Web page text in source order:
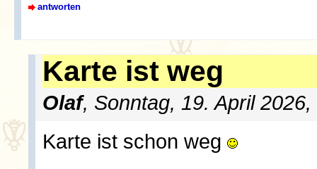
antworten
Karte ist weg
Olaf, Sonntag, 19. April
Karte ist schon weg